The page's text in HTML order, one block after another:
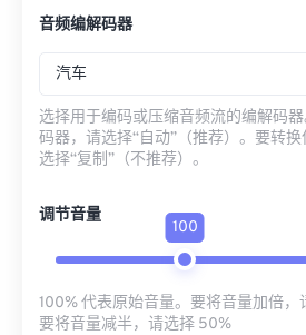
音频编解码器
汽车
选择用于编码或压缩音频流的编解码
码器，请选择“自动”（推荐）。要转
选择“复制”（不推荐）。
调节音量
100
100% 代表原始音量。要将音量加倍，
要将音量减半，请选择 50%